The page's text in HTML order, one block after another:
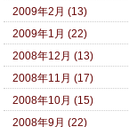
2009年2月 (13)
2009年1月 (22)
2008年12月 (13)
2008年11月 (17)
2008年10月 (15)
2008年9月 (22)